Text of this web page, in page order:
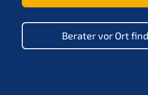
Berater vor Ort